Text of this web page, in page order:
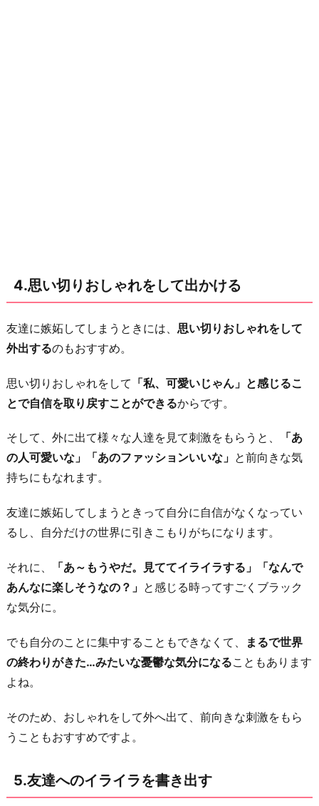
4.思い切りおしゃれをして出かける
友達に嫉妬してしまうときには、 思い切りおしゃれをして
外出するのもおすすめ。
思い切りおしゃれをして 「私、可愛いじゃん」と感じるこ
とで自信を取り戻すことができるからです。
そして、外に出て様々な人達を見て刺激をもらうと、
「あ
の人可愛いな」「あのファッションいいな」 と前向きな気
持ちにもなれます。
友達に嫉妬してしまうときって自分に自信がなくなってい
るし、自分だけの世界に引きこもりがちになります。
それに、
「あ～もうやだ。見ててイライラする」「なんで
あんなに楽しそうなの？」 と感じる時ってすごくブラック
な気分に。
でも自分のことに集中することもできなくて、
まるで世界
の終わりがきた…みたいな憂鬱な気分になることもあります
よね。
そのため、おしゃれをして外へ出て、前向きな刺激をもら
うこともおすすめですよ。
5.友達へのイライラを書き出す